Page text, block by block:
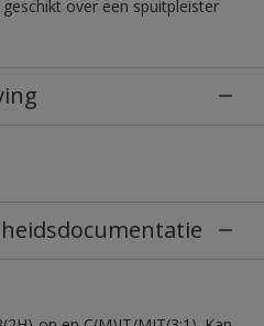
over een spuitpleister